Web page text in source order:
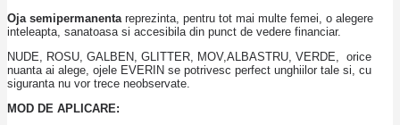
Oja semipermanenta reprezinta, pentru tot mai multe femei, o alegere
inteleapta, sanatoasa si accesibila din punct de vedere financiar.
NUDE, ROSU, GALBEN, GLITTER, MOV,ALBASTRU, VERDE, orice
nuanta ai alege, ojele EVERIN se potrivesc perfect unghiilor tale si, cu
siguranta nu vor trece neobservate.
MOD DE APLICARE: